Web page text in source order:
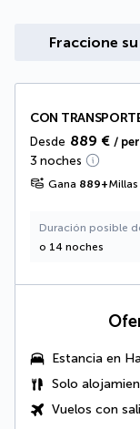
Fraccione
CON
Desde 889 € /
3 noches
Gana 889+Millas
Duración posible
o 14 noches
Estancia en
Solo
Vuelos con